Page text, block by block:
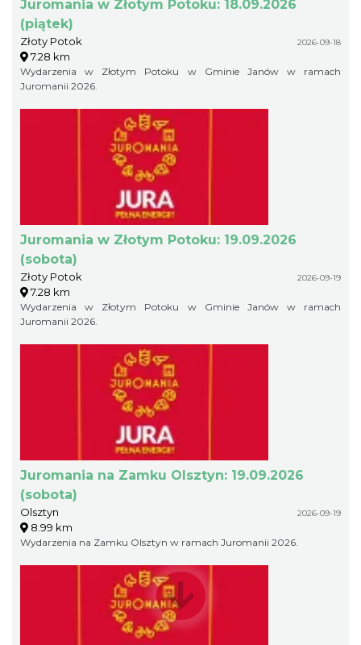
Juromania w Złotym Potoku: 18.09.2026
(piątek)
Złoty Potok 2026-09-18
7.28 km
Wydarzenia w Złotym Potoku w Gminie Janów w ramach
Juromanii 2026.
Juromania w Złotym Potoku: 19.09.2026
(sobota)
Złoty Potok 2026-09-19
7.28 km
Wydarzenia w Złotym Potoku w Gminie Janów w ramach
Juromanii 2026.
Juromania na Zamku Olsztyn: 19.09.2026
(sobota)
Olsztyn 2026-09-19
8.99 km
Wydarzenia na Zamku Olsztyn w ramach Juromanii 2026.